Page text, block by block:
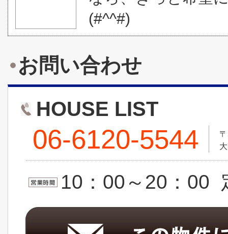
(#^^#)
お問い合わせ
HOUSE LIST
06-6120-5544
10：00～20：00